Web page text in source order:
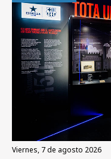
viernes, 7 de agosto 2026